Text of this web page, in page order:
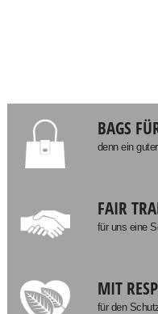
BAGS
denn ein
FAIR
für uns eine
MIT
für den